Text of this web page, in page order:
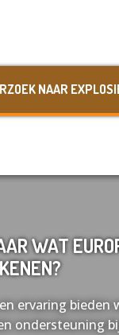
NAAR
WAT
ervaring bieden
ondersteuning